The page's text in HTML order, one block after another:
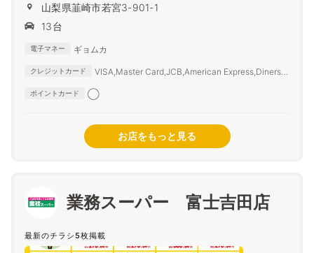
山梨県韮崎市若宮3-901-1
13台
電子マネー ギョムカ
クレジットカード
VISA,Master Card,JCB,American Express,Diners
ポイントカード ◯
お店をもっと見る
業務スーパー 富士吉田店
最新のチラシ5枚掲載